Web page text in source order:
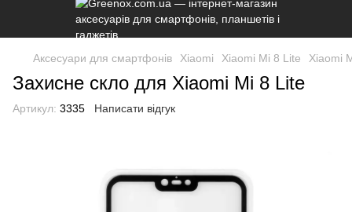
Аксесуари для смартфонів Xiaomi Xiaomi Mi 8 Lite Xiaomi
Захисне скло для Xiaomi Mi 8 Lite
Артикул: 3335 Написати відгук